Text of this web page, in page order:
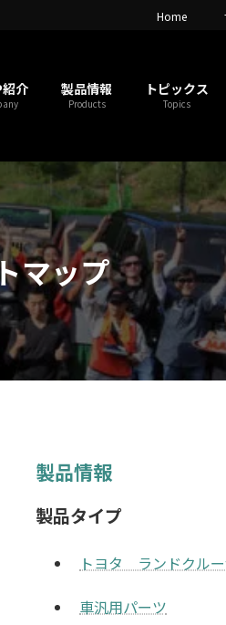
Home
介 製品情報
Products
トピックス
Topics
マップ
製品情報
製品タイプ
トヨタ ランドクル
車汎用パーツ